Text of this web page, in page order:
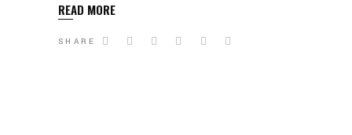
READ MORE
SHARE